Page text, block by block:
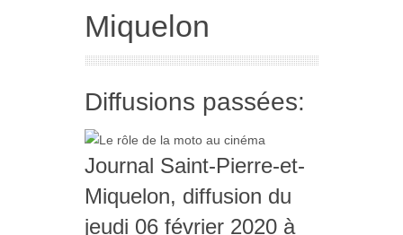
Miquelon
Diffusions passées:
Journal Saint-Pierre-et-
Miquelon, diffusion du
jeudi 06 février 2020 à